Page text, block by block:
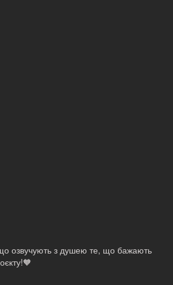
озвучують з душею те, що бажають